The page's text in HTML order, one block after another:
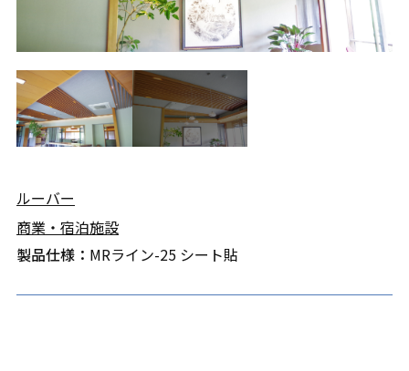
ルーバー
商業・宿泊施設
製品仕様： MRライン-25 シート貼